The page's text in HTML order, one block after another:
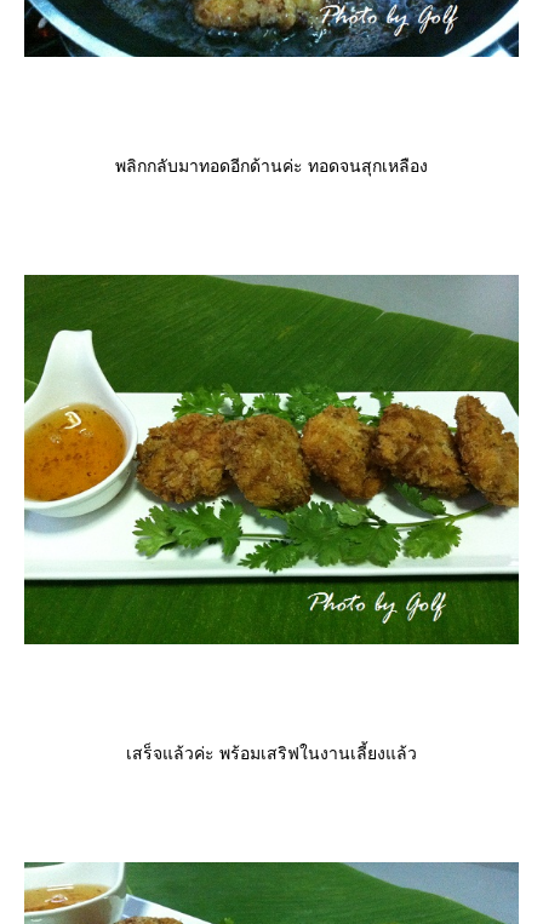
พลิกกลับมาทอดอีกด้านค่ะ ทอดจนสุกเหลือง
เสร็จแล้วค่ะ พร้อมเสริฟในงานเลี้ยงแล้ว